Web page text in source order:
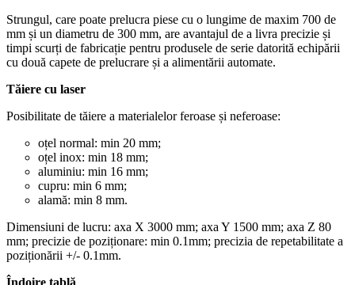
Strungul, care poate prelucra piese cu o lungime de maxim 700 de
mm și un diametru de 300 mm, are avantajul de a livra precizie și
timpi scurți de fabricație pentru produsele de serie datorită echipării
cu două capete de prelucrare și a alimentării automate.
Tăiere cu laser
Posibilitate de tăiere a materialelor feroase și neferoase:
oțel normal: min 20 mm;
oțel inox: min 18 mm;
aluminiu: min 16 mm;
cupru: min 6 mm;
alamă: min 8 mm.
Dimensiuni de lucru: axa X 3000 mm; axa Y 1500 mm; axa Z 80
mm; precizie de poziționare: min 0.1mm; precizia de repetabilitate a
poziționării +/- 0.1mm.
Îndoire tablă